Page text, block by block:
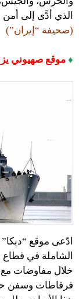
الذي أدَّى إلى أمن
(صحيفة “إيران”)
♦ موقع صهيوني
ادّعى موقع “دبكا”
الشاملة في قطاع
خلال مفاوضات مع
فرقاطات وسفن